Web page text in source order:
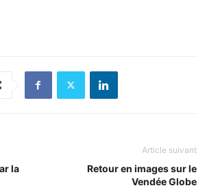
la
Article suivant
Retour en images sur le
Vendée Globe